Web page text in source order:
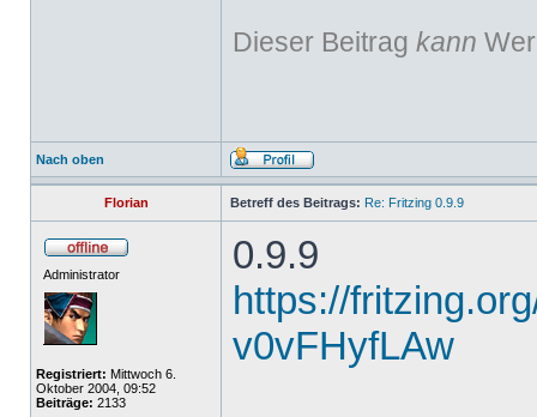
Dieser Beitrag kann
Nach oben
Florian Betreff des Beitrags: Re: Fritzing 0.9.9
Administrator
Registriert: Mittwoch 6.
Oktober 2004, 09:52
Beiträge: 2133
0.9.9
https://
v0vFHyfLAw